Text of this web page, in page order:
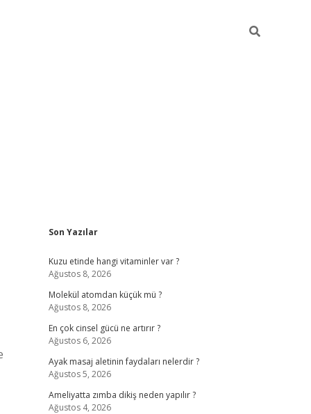
Sidebar
Son Yazılar
Kuzu etinde hangi vitaminler var ?
Ağustos 8, 2026
Molekül atomdan küçük mü ?
Ağustos 8, 2026
En çok cinsel gücü ne artırır ?
Ağustos 6, 2026
Ayak masaj aletinin faydaları nelerdir ?
Ağustos 5, 2026
Ameliyatta zımba dikiş neden yapılır ?
Ağustos 4, 2026